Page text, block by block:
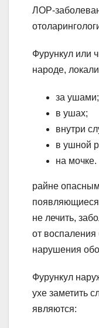
ЛОР-
Фурункул или
народе,
за ушами;
в ушах;
внутри
в ушной
на мочке.
райне
не лечить,
от
нарушения
Фурункул
ухе заметить
являются: